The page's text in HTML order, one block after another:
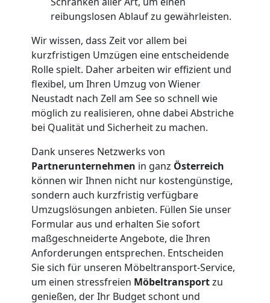
reibungslosen Ablauf zu gewährleisten.
Wir wissen, dass Zeit vor allem bei
kurzfristigen Umzügen eine entscheidende
Rolle spielt. Daher arbeiten wir effizient und
flexibel, um Ihren Umzug von Wiener
Neustadt nach Zell am See so schnell wie
möglich zu realisieren, ohne dabei Abstriche
bei Qualität und Sicherheit zu machen.
Dank unseres Netzwerks von
Partnerunternehmen in ganz Österreich
können wir Ihnen nicht nur kostengünstige,
sondern auch kurzfristig verfügbare
Umzugslösungen anbieten. Füllen Sie unser
Formular aus und erhalten Sie sofort
maßgeschneiderte Angebote, die Ihren
Anforderungen entsprechen. Entscheiden
Sie sich für unseren Möbeltransport-Service,
um einen stressfreien Möbeltransportzu
genießen, der Ihr Budget schont und
Kleiner
Umzug
Wiener
Neustadt
Küchenumzug
Wiener
Neustadt
Umzug